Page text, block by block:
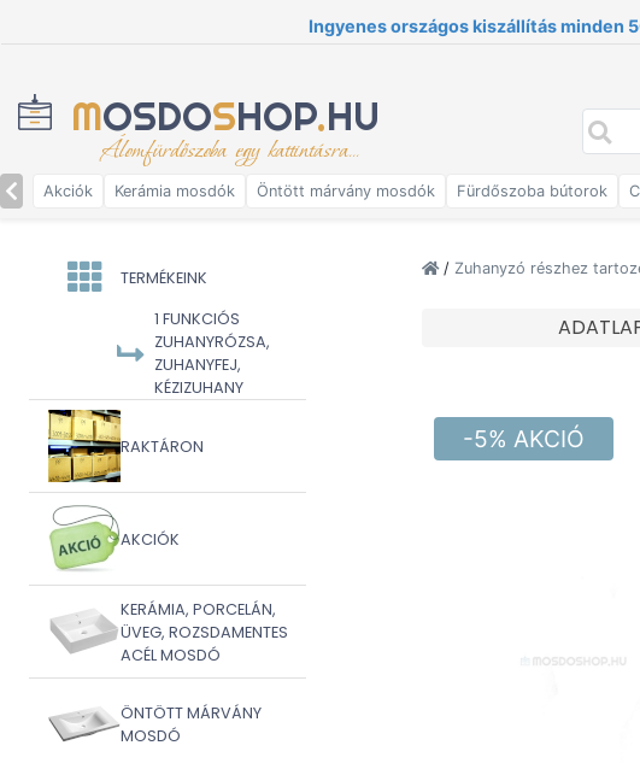
Ingyenes országos kiszállítás minden
MOSDOSHOP.HU
Álomfürdőszoba egy kattintásra...
Akciók Kerámia mosdók Öntött márvány mosdók Fürdőszoba bútorok
TERMÉKEINK
1 FUNKCIÓS
ZUHANYRÓZSA,
ZUHANYFEJ,
KÉZIZUHANY
RAKTÁRON
AKCIÓK
KERÁMIA, PORCELÁN,
ÜVEG, ROZSDAMENTES
ACÉL MOSDÓ
ÖNTÖTT MÁRVÁNY
MOSDÓ
/ Zuhanyzó részhez
-5% AKCIÓ